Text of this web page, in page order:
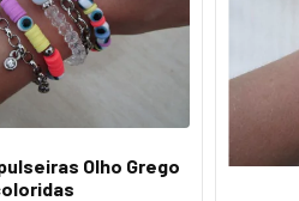
Olho Grego